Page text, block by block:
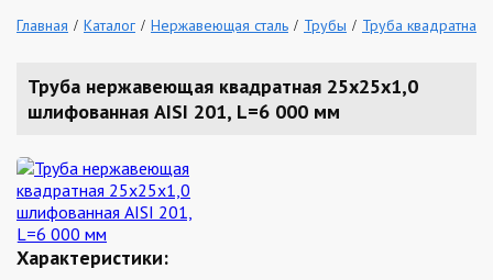
Главная Каталог Нержавеющая сталь Трубы Труба квадратная
Труба нержавеющая квадратная 25х25х1,0
шлифованная AISI 201, L=6 000 мм
Характеристики: